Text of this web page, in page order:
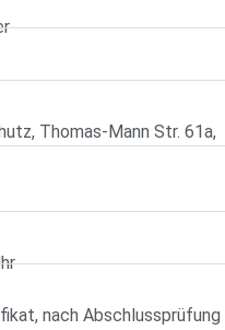
Thomas-Mann Str. 61a,
nach Abschlussprüfung